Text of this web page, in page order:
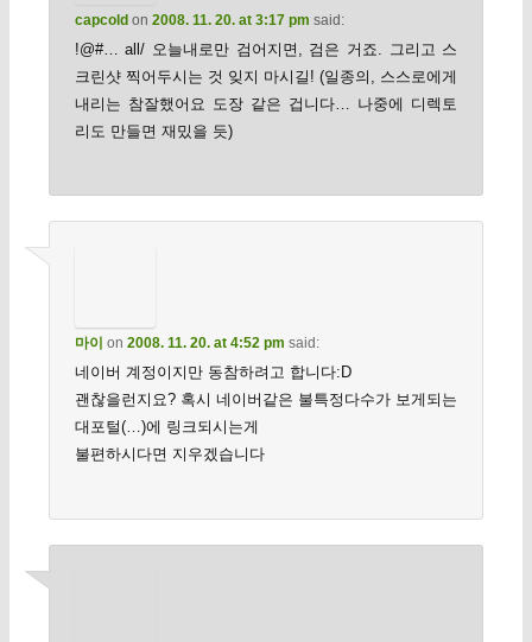
capcoldon 2008. 11. 20. at 3:17 pm said:
!@#… all/ 오늘내로만 검어지면, 검은 거죠. 그리고 스
크린샷 찍어두시는 것 잊지 마시길! (일종의, 스스로에게
내리는 참잘했어요 도장 같은 겁니다… 나중에 디렉토
리도 만들면 재밌을 듯)
마이 on 2008. 11. 20. at 4:52 pm said:
네이버 계정이지만 동참하려고 합니다:D
괜찮을런지요? 혹시 네이버같은 불특정다수가 보게되는
대포털(…)에 링크되시는게
불편하시다면 지우겠습니다